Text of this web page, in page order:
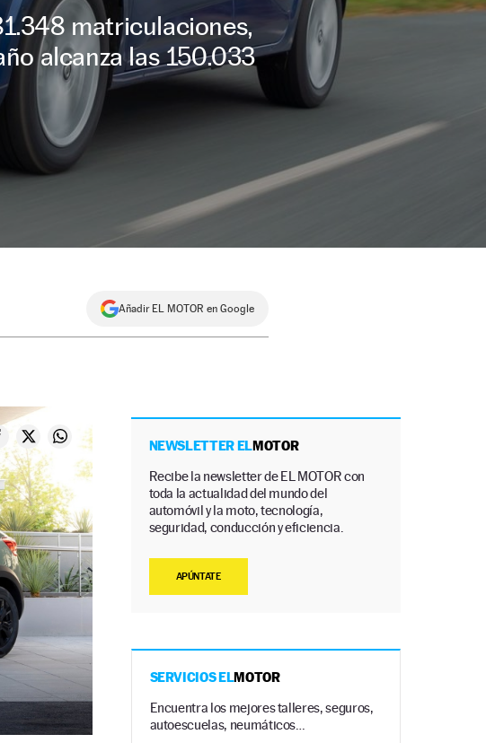
matriculaciones,
alcanza las 150.033
Añadir EL MOTOR en Google
NEWSLETTER ELMOTOR
Recibe la newsletter de EL MOTOR con
toda la actualidad del mundo del
automóvil y la moto, tecnología,
seguridad, conducción y eficiencia.
APÚNTATE
SERVICIOS ELMOTOR
Encuentra los mejores talleres, seguros,
autoescuelas, neumáticos…